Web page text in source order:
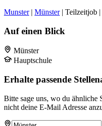
Munster| Münster| Teilzeitjob |
Auf einen Blick
Münster
Hauptschule
Erhalte passende
Bitte sage uns, wo du ähnliche
nicht deine E-Mail Adresse